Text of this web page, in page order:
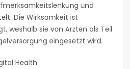
und
Die Wirksamkeit ist
weshalb sie von Ärzten als Teil
eingesetzt wird.
Health